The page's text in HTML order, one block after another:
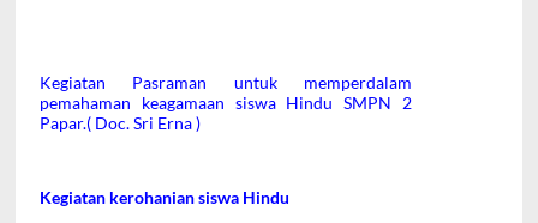
Kegiatan Pasraman untuk memperdalam
pemahaman keagamaan siswa Hindu SMPN 2
Papar.( Doc. Sri Erna )
Kegiatan kerohanian siswa Hindu